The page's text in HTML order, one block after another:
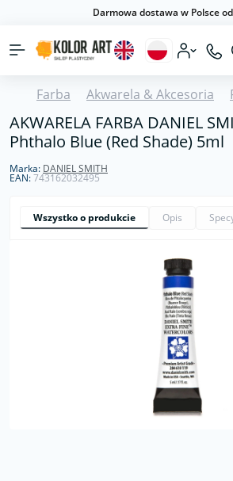
Darmowa dostawa w Polsce od
Farba Akwarela & Akcesoria
AKWARELA FARBA DANIEL
Phthalo Blue (Red Shade) 5ml
Marka: DANIEL SMITH
EAN:743162032495
Wszystko o produkcie Opis